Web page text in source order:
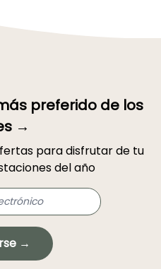
preferido de los
→
para disfrutar de tu
del año
→